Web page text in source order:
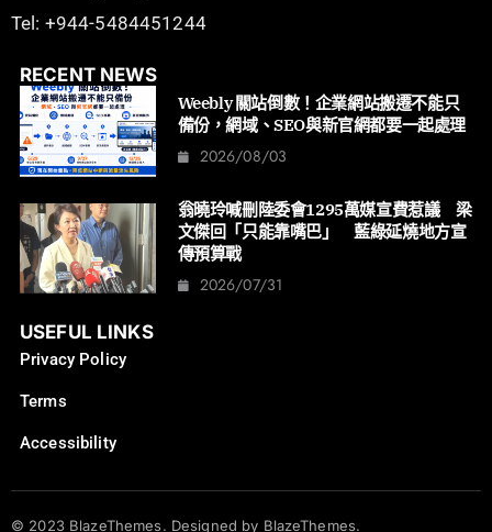
Tel: +944-5484451244
RECENT NEWS
Weebly 關站倒數！企業網站搬遷不能只
備份，網域、SEO與新官網都要一起處理
2026/08/03
翁曉玲喊刪陸委會1295萬媒宣費惹議 梁
文傑回「只能靠嘴巴」 藍綠延燒地方宣
傳預算戰
2026/07/31
USEFUL LINKS
Privacy Policy
Terms
Accessibility
© 2023 BlazeThemes. Designed by BlazeThemes.